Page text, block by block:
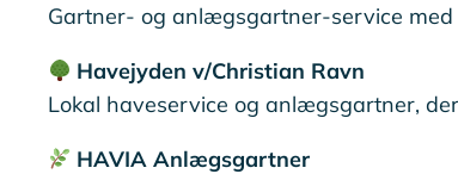
Gartner‑ og anlægsgartner‑service
Havejyden v/Christian Ravn
Lokal haveservice og anlægsgartner,
HAVIA Anlægsgartner